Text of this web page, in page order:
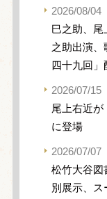
2026/08/04
巳之助、尾
之助出演、
四十九回」
2026/07/15
尾上右近が
に登場
2026/07/07
松竹大谷図
別展示、